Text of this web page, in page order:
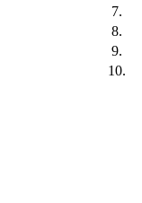
7.
8.
9.
10.